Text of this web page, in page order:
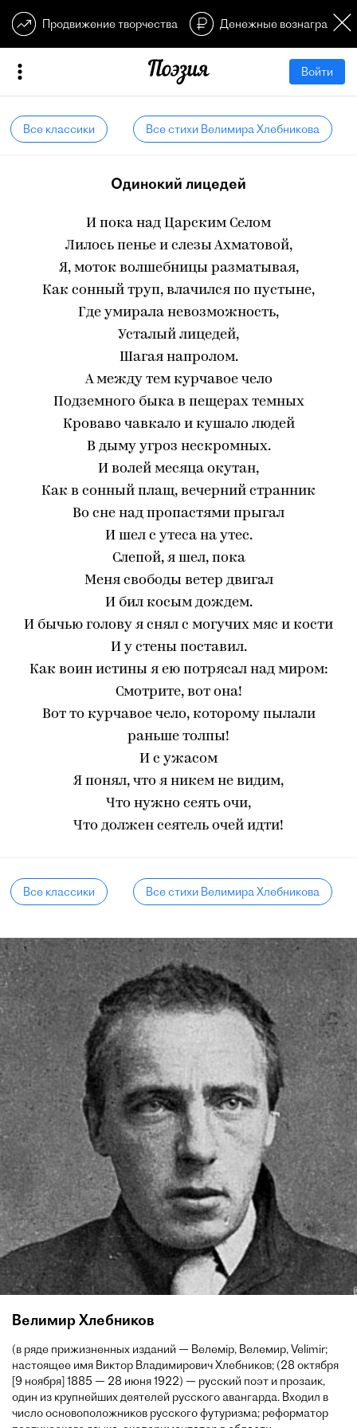
Продвижение творчества Денежные
Войти
Все классики Все стихи Велимира Хлебникова
Одинокий лицедей
И пока над Царским Селом
Лилось пенье и слезы Ахматовой,
Я, моток волшебницы разматывая,
Как сонный труп, влачился по пустыне,
Где умирала невозможность,
Усталый лицедей,
Шагая напролом.
А между тем курчавое чело
Подземного быка в пещерах темных
Кроваво чавкало и кушало людей
В дыму угроз нескромных.
И волей месяца окутан,
Как в сонный плащ, вечерний странник
Во сне над пропастями прыгал
И шел с утеса на утес.
Слепой, я шел, пока
Меня свободы ветер двигал
И бил косым дождем.
И бычью голову я снял с могучих мяс и кости
И у стены поставил.
Как воин истины я ею потрясал над миром:
Смотрите, вот она!
Вот то курчавое чело, которому пылали
раньше толпы!
И с ужасом
Я понял, что я никем не видим,
Что нужно сеять очи,
Что должен сеятель очей идти!
Все классики Все стихи Велимира Хлебникова
Велимир Хлебников
(в ряде прижизненных изданий — Велемір, Велемир, Velimir;
настоящее имя Виктор Владимирович Хлебников; (28 октября
[9 ноября] 1885 — 28 июня 1922) — русский поэт и прозаик,
один из крупнейших деятелей русского авангарда. Входил в
число основоположников русского футуризма; реформатор